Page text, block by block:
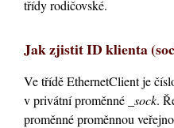
třídy rodičovské.
Jak zjistit ID klienta
Ve třídě EthernetClient je
v privátní proměnné _sock.
proměnné proměnnou